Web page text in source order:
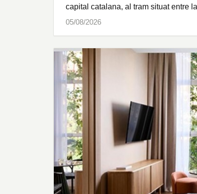
capital catalana, al tram situat entre
05/08/2026